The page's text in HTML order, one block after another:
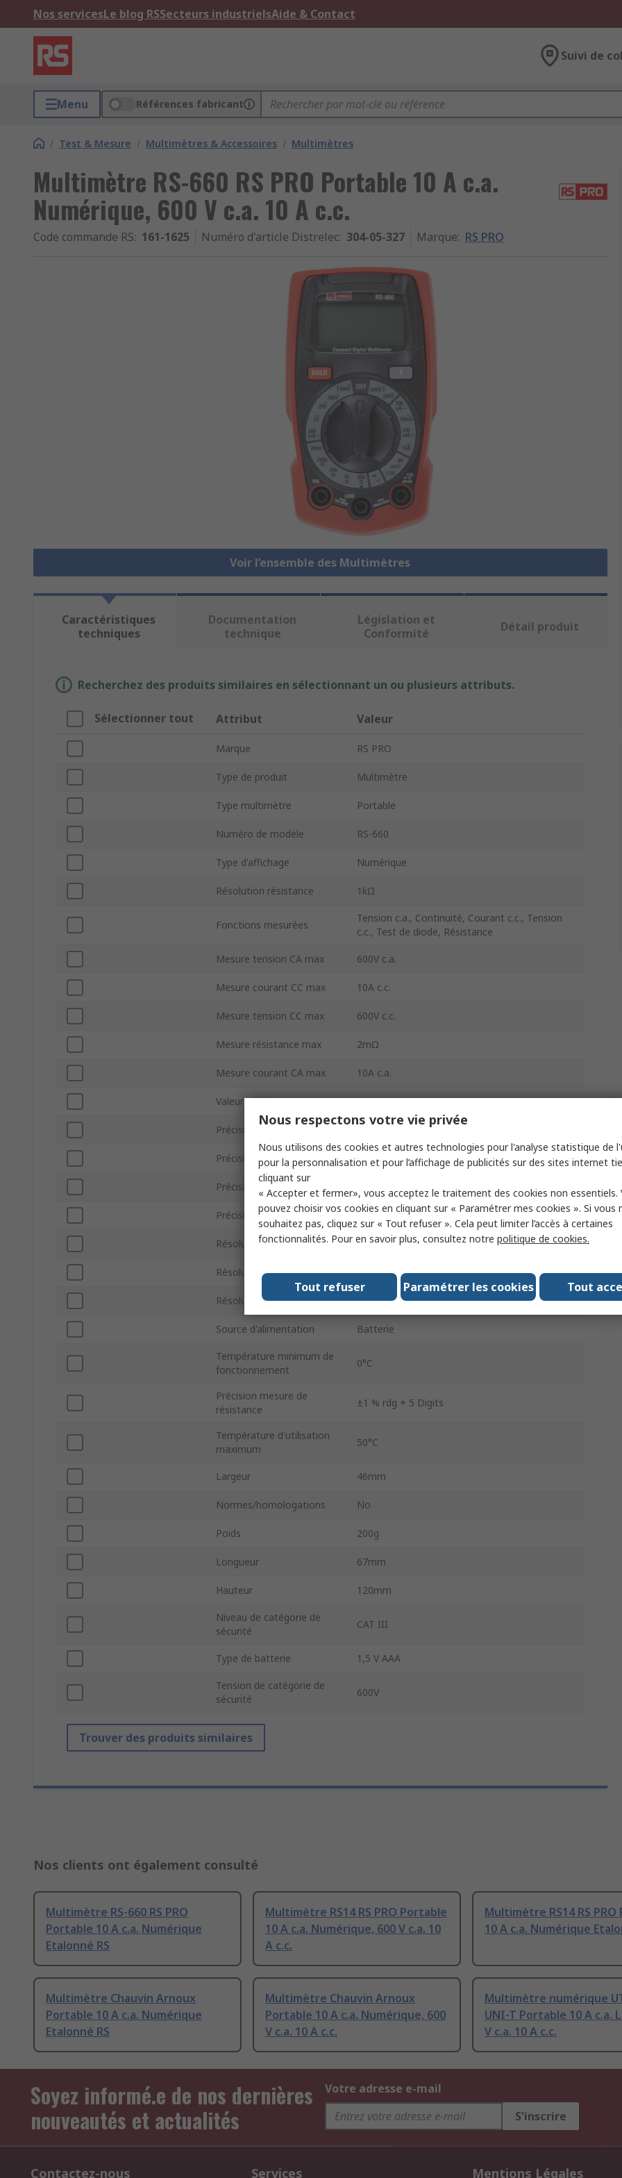
Nos servicesLe blog RSSecteurs industrielsAide & Contact
Suivi de
Menu Références fabricant
/ Test & Mesure / Multimètres & Accessoires / Multimètres
Multimètre RS-660 RS PRO Portable 10 A c.a.
Numérique, 600 V c.a. 10 A c.c.
Code commande RS: 161-1625 Numéro d'article Distrelec: 304-05-327 Marque: RS PRO
Voir l’ensemble des Multimètres
Caractéristiques
techniques
Documentation
technique
Législation et
Conformité
Détail produit
Recherchez des produits similaires en sélectionnant un ou plusieurs attributs.
Sélectionner tout Attribut Valeur
Marque RS PRO
Type de produit Multimètre
Type multimètre Portable
Numéro de modèle RS-660
Type d'affichage Numérique
Résolution résistance 1kΩ
Fonctions mesurées
Tension c.a., Continuité, Courant c.c., Tension
c.c., Test de diode, Résistance
Mesure tension CA max 600V c.a.
Mesure courant CC max 10A c.c.
Mesure tension CC max 600V c.c.
Mesure résistance max 2mΩ
Mesure courant CA max 10A c.a.
Valeur efficace True RMS Non
Précision tension CC
Précision courant CA ±2 %
Précision tension CA
Précision courant CC ±1.5 %
Résolution courant CC 10mA c.c.
Résolution tension CC 1 V dc
Résolution tension CA 1V c.a.
Source d'alimentation Batterie
Température minimum de
fonctionnement
0°C
Précision mesure de
résistance
±1 % rdg + 5 Digits
Température d'utilisation
maximum
50°C
Largeur 46mm
Normes/homologations No
Poids 200g
Longueur 67mm
Hauteur 120mm
Niveau de catégorie de
sécurité
CAT III
Type de batterie 1,5 V AAA
Tension de catégorie de
sécurité
600V
Trouver des produits similaires
Nos clients ont également consulté
Multimètre RS-660 RS PRO
Portable 10 A c.a. Numérique
Etalonné RS
Multimètre RS14 RS PRO Portable
10 A c.a. Numérique, 600 V c.a. 10
A c.c.
Multimètre RS14 RS
10 A c.a. Numérique
Multimètre Chauvin Arnoux
Portable 10 A c.a. Numérique
Etalonné RS
Multimètre Chauvin Arnoux
Portable 10 A c.a. Numérique, 600
V c.a. 10 A c.c.
Multimètre numérique
UNI-T Portable 10 A c.a.
V c.a. 10 A c.c.
Soyez informé.e de nos dernières
nouveautés et actualités
Votre adresse e-mail
S'inscrire
Contactez-nous Services Mentions Légales
Nous respectons votre vie privée
Nous utilisons des cookies et autres technologies pour l'analyse statistique de
pour la personnalisation et pour l’affichage de publicités sur des sites internet
cliquant sur
« Accepter et fermer», vous acceptez le traitement des cookies non essentiels.
pouvez choisir vos cookies en cliquant sur « Paramétrer mes cookies ». Si vous
souhaitez pas, cliquez sur « Tout refuser ». Cela peut limiter l’accès à certaines
fonctionnalités. Pour en savoir plus, consultez notre politique de cookies.
Tout
Paramétrer les cookies
Tout refuser